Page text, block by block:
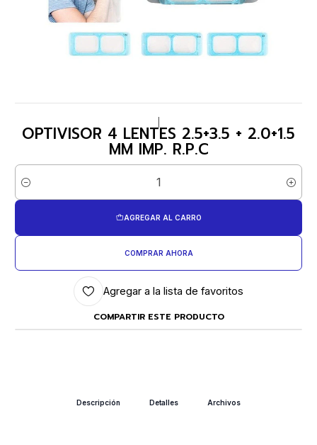
OPTIVISOR 4 LENTES 2.5+3.5 + 2.0+1.5
MM IMP. R.P.C
Cantidad
AGREGAR AL CARRO
COMPRAR AHORA
Agregar a la lista de favoritos
COMPARTIR ESTE PRODUCTO
Descripción Detalles Archivos